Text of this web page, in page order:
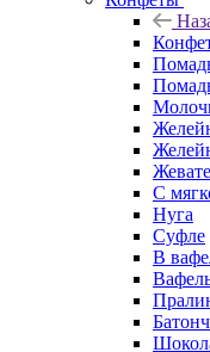
С
Нуга
Суфле
В